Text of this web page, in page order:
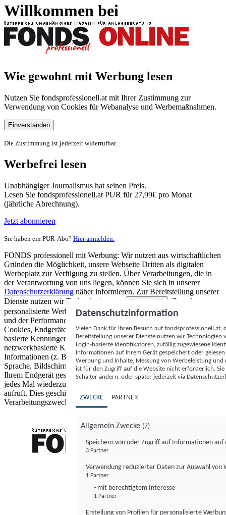
Willkommen bei
Wie gewohnt mit Werbung lesen
Nutzen Sie fondsprofessionell.at mit Ihrer Zustimmung zur
Verwendung von Cookies für Webanalyse und Werbemaßnahmen.
Einverstanden
Die Zustimmung ist jederzeit widerrufbar.
Werbefrei lesen
Unabhängiger Journalismus hat seinen Preis.
Lesen Sie fondsprofessionell.at PUR für 27,99€ pro Monat
(jährliche Abrechnung).
Jetzt abonnieren
Sie haben ein PUR-Abo? Hier anmelden.
FONDS professionell mit Werbung: Wir nutzen aus wirtschaftlichen
Gründen die Möglichkeit, unsere Webseite Dritten als digitalen
Werbeplatz zur Verfügung zu stellen. Über Verarbeitungen, die in
der Verantwortung von uns liegen, können Sie sich in unserer
Datenschutzerklärung näher informieren. Zur Bereitstellung unserer
Dienste nutzen wir Technologien von
Partnern (5)
. Zwecke:
personalisierte Werbung und Inhalte, Messung von Werbeleistung
und der Performance von Inhalten sowie Zielgruppenforschung.
Cookies, Endgeräte- oder ähnliche Online-Kennungen (z. B. login-
basierte Kennungen, zufällig generierte Kennungen,
netzwerkbasierte Kennungen) können zusammen mit anderen
Informationen (z. B. Browsertyp und Browserinformationen,
Sprache, Bildschirmgröße, unterstützte Technologien usw.) auf
Ihrem Endgerät gespeichert oder von dort ausgelesen werden, um es
jedes Mal wiederzuerkennen, wenn es eine App oder einer Webseite
aufruft. Dies geschieht für einen oder mehrere der hier aufgeführten
Verarbeitungszwecke.
Datenschutzinformation
Vielen Dank für Ihren Besuch auf
Bereitstellung unserer Dienste nutzen wir Technologien
Login-basierte Identifikatoren, zufällig zugewiesene
Informationen auf Ihrem Gerät gespeichert oder
Werbung und Inhalte, Messung von Werbeleistung
ist für den Zugriff auf die Website nicht erforderlich.
Schalter ändern, oder später jederzeit via
ZWECKE PARTNER
Allgemein Zwecke (7)
Speichern von oder Zugriff auf Informationen auf
3 Partner
Verwendung reduzierter Daten zur Auswahl von
1 Partner
- mit berechtigtem Interesse
1 Partner
Erstellung von Profilen für personalisierte
FONDS professionell